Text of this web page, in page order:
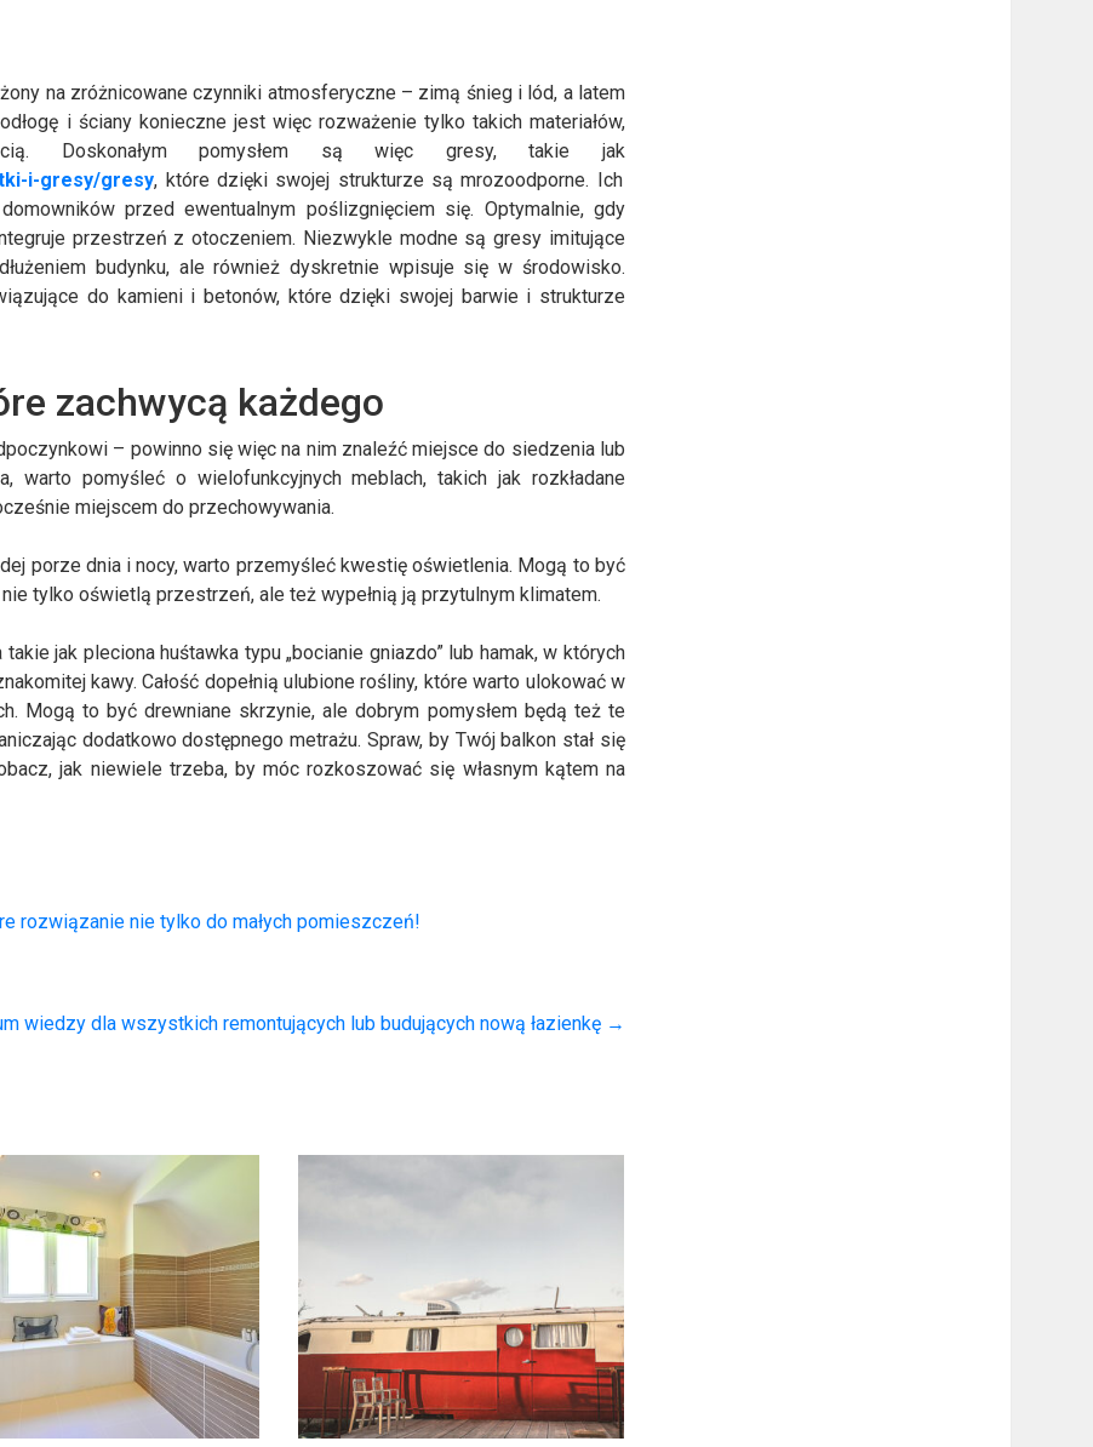
na zróżnicowane czynniki atmosferyczne – zimą śnieg i lód, a latem
i ściany konieczne jest więc rozważenie tylko takich materiałów,
Doskonałym pomysłem są więc gresy, takie jak
i-gresy/gresy, które dzięki swojej strukturze są mrozoodporne. Ich
przed ewentualnym poślizgnięciem się. Optymalnie, gdy
przestrzeń z otoczeniem. Niezwykle modne są gresy imitujące
budynku, ale również dyskretnie wpisuje się w środowisko.
do kamieni i betonów, które dzięki swojej barwie i strukturze
zachwycą każdego
– powinno się więc na nim znaleźć miejsce do siedzenia lub
pomyśleć o wielofunkcyjnych meblach, takich jak rozkładane
miejscem do przechowywania.
porze dnia i nocy, warto przemyśleć kwestię oświetlenia. Mogą to być
tylko oświetlą przestrzeń, ale też wypełnią ją przytulnym klimatem.
jak pleciona huśtawka typu „bocianie gniazdo” lub hamak, w których
kawy. Całość dopełnią ulubione rośliny, które warto ulokować w
Mogą to być drewniane skrzynie, ale dobrym pomysłem będą też te
dodatkowo dostępnego metrażu. Spraw, by Twój balkon stał się
jak niewiele trzeba, by móc rozkoszować się własnym kątem na
rozwiązanie nie tylko do małych pomieszczeń!
wiedzy dla wszystkich remontujących lub budujących nową łazienkę →